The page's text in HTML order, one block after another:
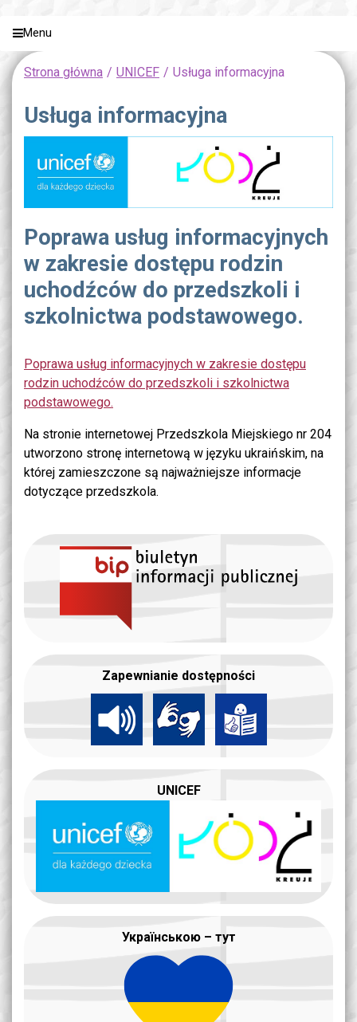
Menu
Strona główna UNICEF Usługa informacyjna
Usługa informacyjna
Poprawa usług informacyjnych
w zakresie dostępu rodzin
uchodźców do przedszkoli i
szkolnictwa podstawowego.
Poprawa usług informacyjnych w zakresie dostępu
rodzin uchodźców do przedszkoli i szkolnictwa
podstawowego.
Na stronie internetowej Przedszkola Miejskiego nr 204
utworzono stronę internetową w języku ukraińskim, na
której zamieszczone są najważniejsze informacje
dotyczące przedszkola.
Zapewnianie dostępności
UNICEF
Українською – тут